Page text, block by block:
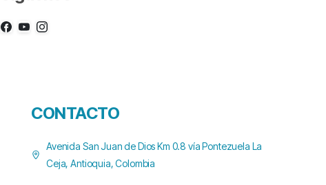
CONTACTO
Avenida San Juan de Dios Km 0.8 vía Pontezuela La
Ceja, Antioquia, Colombia